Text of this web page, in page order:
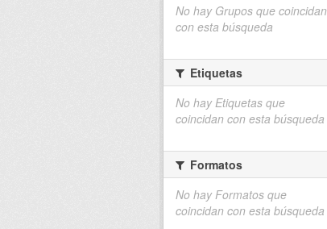
No hay Grupos que coincidan
con esta búsqueda
Etiquetas
No hay Etiquetas que
coincidan con esta búsqueda
Formatos
No hay Formatos que
coincidan con esta búsqueda